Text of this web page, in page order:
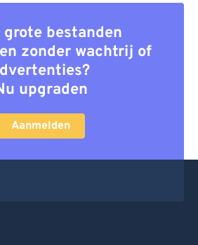
grote bestanden
zonder wachtrij of
upgraden
Aanmelden